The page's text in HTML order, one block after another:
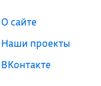
О сайте
Наши проекты
ВКонтакте